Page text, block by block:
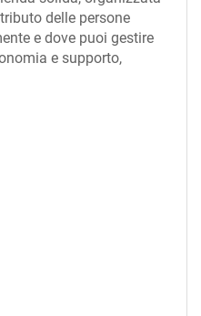
delle persone
e dove puoi gestire
e supporto,